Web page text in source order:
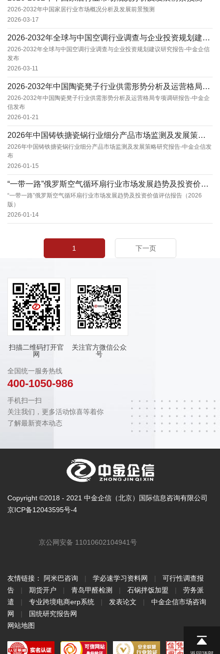
2026-2032年中国家居行业市场概况分析及发展前景预测
2026-03-17
2026-2032年全球与中国空调行业调查与企业投资规划建议研究报告-中金企信发布
2026-2032年全球与中国空调行业调查与企业投资规划建议研究报告-中金企信
发布
2026-03-11
2026-2032年中国陶瓷凳子行业供需形势分析及运营格局专项调研报告-中金企信发布
2026-2032年中国陶瓷凳子行业供需形势分析及运营格局专项调研报告-中金企
信发布
2026-01-21
2026年中国铸铁搪瓷锅行业细分产品市场监测及发展策略研究报告-中金企信发布
2026年中国铸铁搪瓷锅行业细分产品市场监测及发展策略研究报告-中金企信发
布
2026-01-15
“一带一路”俄罗斯空气循环扇行业市场发展趋势及投资价值评估报告（2026版）
“一带一路”俄罗斯空气循环扇行业市场发展趋势及投资价值评估报告（2026
版）
2026-01-14
1 下一页
扫描二维码打开官
网
关注官方微信公众
号
全国统一服务热线
400-1050-986
手机扫一扫
关注我们，更多活动惊喜等着你
了解最新资本动态
Copyright ©2018 - 2021 中金企信（北京）国际信息咨询有限公司
京ICP备12043595号-4
京公网安备 11010602104941号
友情链接： 阿米巴咨询 | 学必速学习资料网 |
可行性调查报
告
| 期货开户 | 青岛甲醛检测 | 石锅拌饭加盟 |
劳务派
遣
| 专业跨境电商erp系统 | 发表论文 |
中金企信市场咨询
网
|
国统研究报告网
网站地图